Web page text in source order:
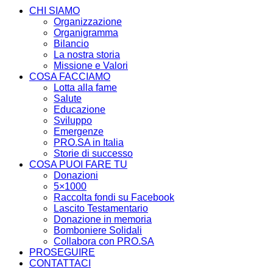
CHI SIAMO
Organizzazione
Organigramma
Bilancio
La nostra storia
Missione e Valori
COSA FACCIAMO
Lotta alla fame
Salute
Educazione
Sviluppo
Emergenze
PRO.SA in Italia
Storie di successo
COSA PUOI FARE TU
Donazioni
5×1000
Raccolta fondi su Facebook
Lascito Testamentario
Donazione in memoria
Bomboniere Solidali
Collabora con PRO.SA
PROSEGUIRE
CONTATTACI